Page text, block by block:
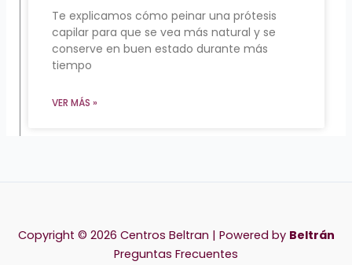
Te explicamos cómo peinar una prótesis
capilar para que se vea más natural y se
conserve en buen estado durante más
tiempo
VER MÁS »
Copyright © 2026 Centros Beltran | Powered by Beltrán
Preguntas Frecuentes